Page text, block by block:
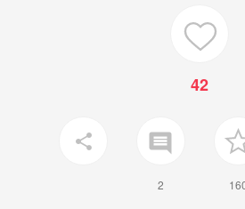
42
share insert_comment
2